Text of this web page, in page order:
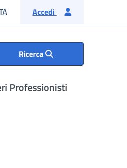
Lingua italiana
Accedi
Ricerca
Professionisti